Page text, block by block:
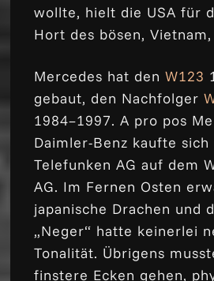
wollte, hielt die USA für
Hort des bösen,
Mercedes hat denW123
gebaut, den Nachfolger
1984–1997. A pro pos
Daimler-Benz kaufte sich
Telefunken AG auf dem
AG. Im Fernen Osten
japanische Drachen und
„Neger“ hatte keinerlei
Tonalität. Übrigens
finstere Ecken gehen,